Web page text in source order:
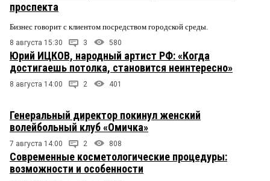
проспекта
Бизнес говорит с клиентом посредством городской среды.
8 августа 15:30 3 580
Юрий ИЦКОВ, народный артист РФ: «Когда
достигаешь потолка, становится неинтересно»
8 августа 14:00 2 401
Генеральный директор покинул женский
волейбольный клуб «Омичка»
7 августа 14:00 2 808
Современные косметологические процедуры:
возможности и особенности